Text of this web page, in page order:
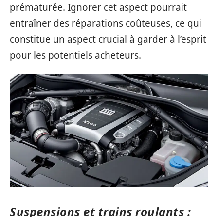
prématurée. Ignorer cet aspect pourrait
entraîner des réparations coûteuses, ce qui
constitue un aspect crucial à garder à l’esprit
pour les potentiels acheteurs.
Suspensions et trains roulants :